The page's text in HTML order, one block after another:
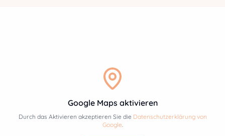
Google Maps aktivieren
Durch das Aktivieren akzeptieren Sie die Datenschutzerklärung von
Google